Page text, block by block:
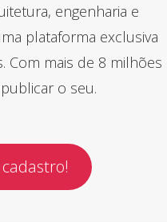
engenharia e
plataforma exclusiva
Com mais de 8 milhões
o seu.